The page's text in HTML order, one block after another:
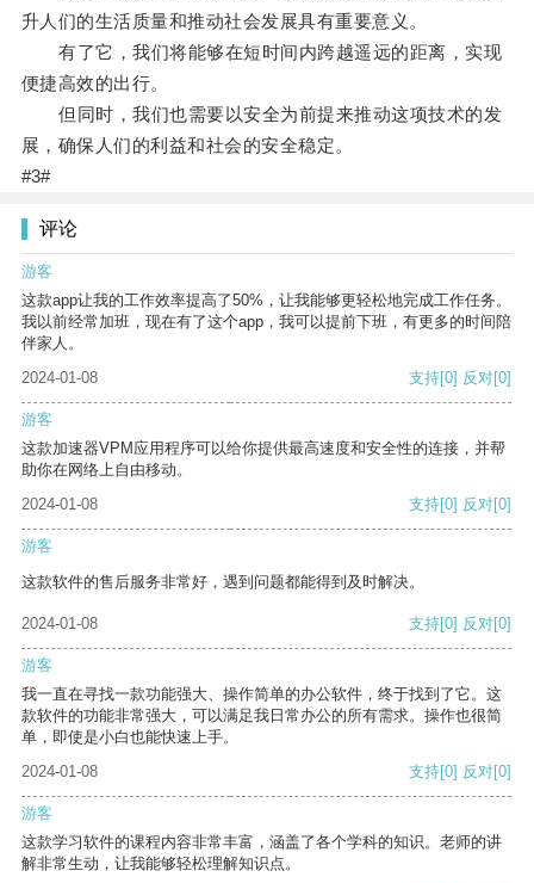
升人们的生活质量和推动社会发展具有重要意义。
有了它，我们将能够在短时间内跨越遥远的距离，实现
便捷高效的出行。
但同时，我们也需要以安全为前提来推动这项技术的发
展，确保人们的利益和社会的安全稳定。
#3#
评论
游客
这款app让我的工作效率提高了50%，让我能够更轻松地完成工作任务。
我以前经常加班，现在有了这个app，我可以提前下班，有更多的时间陪
伴家人。
2024-01-08
支持[0] 反对[0]
游客
这款加速器VPM应用程序可以给你提供最高速度和安全性的连接，并帮
助你在网络上自由移动。
2024-01-08
支持[0] 反对[0]
游客
这款软件的售后服务非常好，遇到问题都能得到及时解决。
2024-01-08 支持[0] 反对[0]
游客
我一直在寻找一款功能强大、操作简单的办公软件，终于找到了它。这
款软件的功能非常强大，可以满足我日常办公的所有需求。操作也很简
单，即使是小白也能快速上手。
2024-01-08
支持[0] 反对[0]
游客
这款学习软件的课程内容非常丰富，涵盖了各个学科的知识。老师的讲
解非常生动，让我能够轻松理解知识点。